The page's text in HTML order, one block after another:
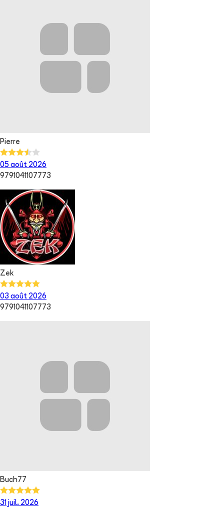
Pierre
05 août 2026
9791041107773
Zek
03 août 2026
9791041107773
Buch77
31 juil. 2026